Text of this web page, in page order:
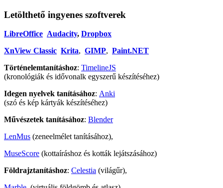
Letölthető ingyenes szoftverek
LibreOffice Audacity, Dropbox
XnView Classic Krita, GIMP, Paint.NET
Történelemtanításhoz: TimelineJS
(kronológiák és idővonalk egyszerű készítéséhez)
Idegen nyelvek tanításához: Anki
(szó és kép kártyák készítéséhez)
Művészetek tanításához: Blender
LenMus (zeneelmélet tanításához),
MuseScore (kottaíráshoz és kották lejátszásához)
Földrajztanításhoz: Celestia (világűr),